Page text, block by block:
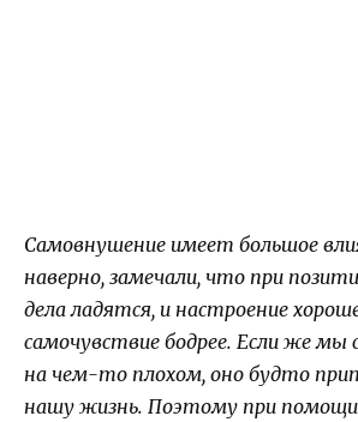
Самовнушение имеет большое
наверно, замечали, что при
дела ладятся, и настроение
самочувствие бодрее. Если же мы
на чем-то плохом, оно будто
нашу жизнь. Поэтому при